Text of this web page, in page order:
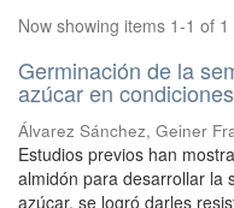
Now showing items 1-1 of 1
Germinación de la
azúcar en
Álvarez Sánchez, Geiner
Estudios previos han
almidón para desarrollar la
azúcar, se logró darles